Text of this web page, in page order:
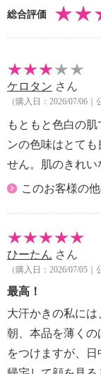
総合評価
ケロタン さん
（購入日：2026/07/06｜
もともと色白の
ンの色味はとて
せん。肌のきれい
このお客様の
ひーたん さん
（購入日：2026/07/05｜
最高！
大汗かきの私には
朝、本品を薄く
をつけますが、日